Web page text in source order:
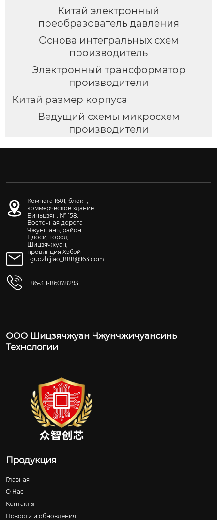
Китай электронный
преобразователь давления
Основа интегральных схем
производитель
Электронный трансформатор
производители
Китай размер корпуса
Ведущий схемы микросхем
производители
Комната 1601, блок 1,
коммерческое здание
Биньцзян, № 158,
Восточная дорога
Чжуншань, район
Цяоси, город
Шицзячжуан,
провинция Хэбэй
guozhijiao_888@163.com
+86-311-86078293
ООО Шицзячжуан Чжунчжичуансинь
Технологии
Продукция
Главная
О Нас
Контакты
Новости и обновления